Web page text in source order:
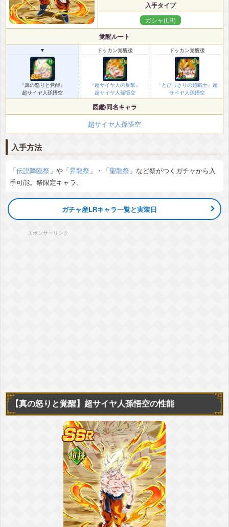
入手タイプ
ガシャ(LR)
覚醒ルート
▼
『真の怒りと覚醒』
超サイヤ人孫悟空
ドッカン覚醒後
『超サイヤ人の反撃』
超サイヤ人孫悟空
ドッカン覚醒後
『とびっきりの超戦士』超
サイヤ人孫悟空
図鑑/同名キャラ
超サイヤ人孫悟空
入手方法
「伝説降臨祭 」や「昇龍祭 」・「聖龍祭 」など祭がつくガチャから入
手可能。祭限定キャラ。
ガチャ産LRキャラ一覧と実装日
スポンサーリンク
【真の怒りと覚醒】 超サイヤ人孫悟空の性能